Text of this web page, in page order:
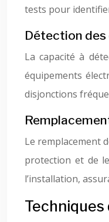
tests pour
Détection
La capacité à
équipements
disjonctions
Le remplacement
protection et de
l’installation,